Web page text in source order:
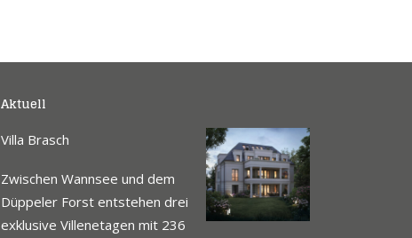
Aktuell
Villa Brasch
Zwischen Wannsee und dem
Düppeler Forst entstehen drei
exklusive Villenetagen mit 236